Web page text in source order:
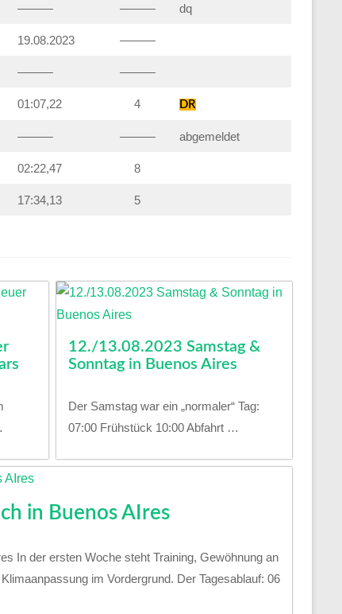
——— ——— dq
19.08.2023 ———
——— ———
01:07,22 4 DR
——— ——— abgemeldet
02:22,47 8
17:34,13 5
12./13.08.2023 Samstag &
Sonntag in Buenos Aires
Der Samstag war ein „normaler“ Tag:
07:00 Frühstück 10:00 Abfahrt …
in Buenos AIres
In der ersten Woche steht Training, Gewöhnung an
im Vordergrund. Der Tagesablauf: 06